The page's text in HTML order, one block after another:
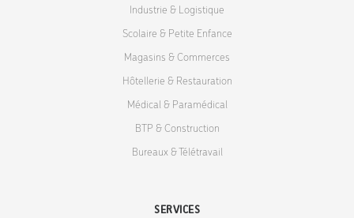
Industrie & Logistique
Scolaire & Petite Enfance
Magasins & Commerces
Hôtellerie & Restauration
Médical & Paramédical
BTP & Construction
Bureaux & Télétravail
SERVICES